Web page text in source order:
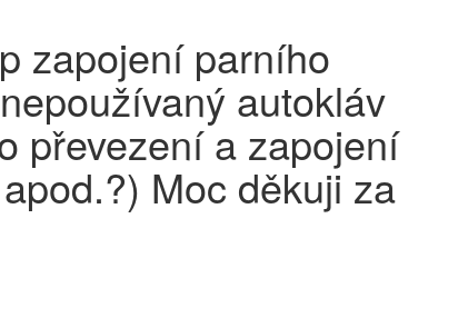
zapojení parního
autokláv
převezení a zapojení
Moc děkuji za